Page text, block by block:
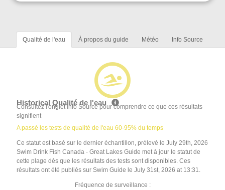
Qualité de l'eau À propos du guide Météo Info Source
Historical Qualité de l'eau
Consultez l'onglet Info Source pour comprendre ce que ces résultats
signifient
A passé les tests de qualité de l'eau 60-95% du temps
Ce statut est basé sur le dernier échantillon, prélevé le July 29th, 2026
Swim Drink Fish Canada - Great Lakes Guide met à jour le statut de
cette plage dès que les résultats des tests sont disponibles. Ces
résultats ont été publiés sur Swim Guide le July 31st, 2026 at 13:31.
Fréquence de surveillance :